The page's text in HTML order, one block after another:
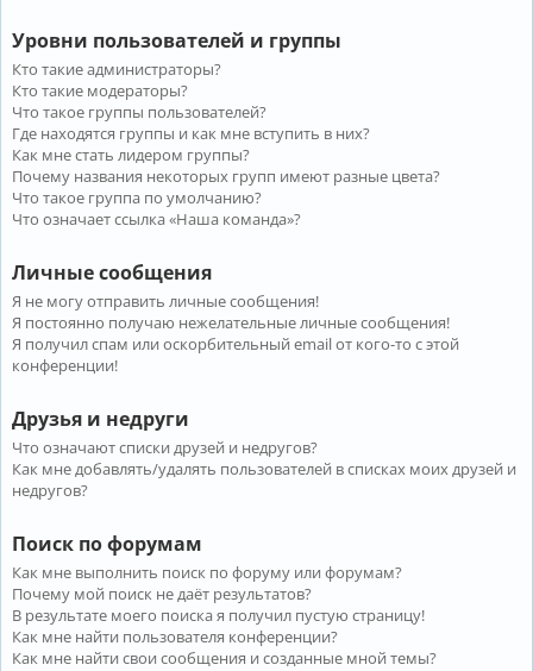
Уровни пользователей и группы
Кто такие администраторы?
Кто такие модераторы?
Что такое группы пользователей?
Где находятся группы и как мне вступить в них?
Как мне стать лидером группы?
Почему названия некоторых групп имеют разные цвета?
Что такое группа по умолчанию?
Что означает ссылка «Наша команда»?
Личные сообщения
Я не могу отправить личные сообщения!
Я постоянно получаю нежелательные личные сообщения!
Я получил спам или оскорбительный email от кого-то с этой
конференции!
Друзья и недруги
Что означают списки друзей и недругов?
Как мне добавлять/удалять пользователей в списках моих друзей и
недругов?
Поиск по форумам
Как мне выполнить поиск по форуму или форумам?
Почему мой поиск не даёт результатов?
В результате моего поиска я получил пустую страницу!
Как мне найти пользователя конференции?
Как мне найти свои сообщения и созданные мной темы?